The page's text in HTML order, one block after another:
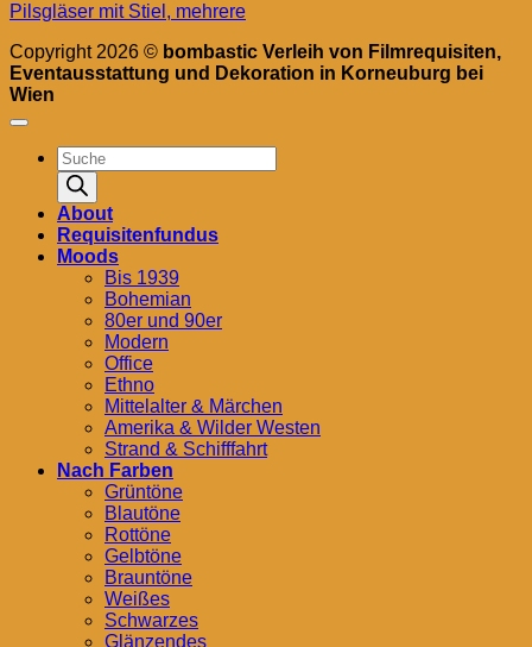
Pilsgläser mit Stiel, mehrere
Copyright 2026 © bombastic Verleih von Filmrequisiten,
Eventausstattung und Dekoration in Korneuburg bei
Wien
Products
search
About
Requisitenfundus
Moods
Bis 1939
Bohemian
80er und 90er
Modern
Office
Ethno
Mittelalter & Märchen
Amerika & Wilder Westen
Strand & Schifffahrt
Nach Farben
Grüntöne
Blautöne
Rottöne
Gelbtöne
Brauntöne
Weißes
Schwarzes
Glänzendes